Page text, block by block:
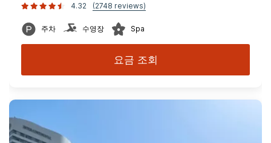
4.32
(2748 reviews)
주차 수영장 Spa
요금 조회